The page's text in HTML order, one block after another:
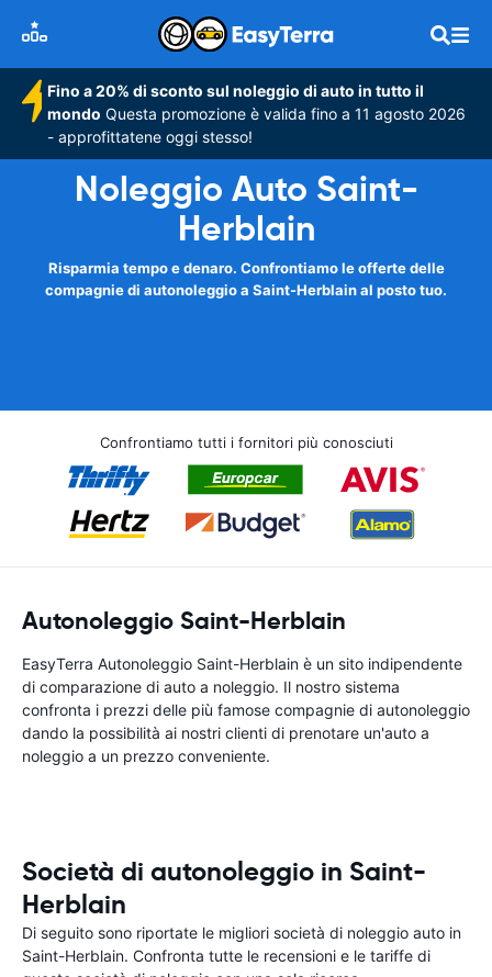
Fino a 20% di sconto sul noleggio di auto in tutto il
mondo Questa promozione è valida fino a 11 agosto 2026
- approfittatene oggi stesso!
Noleggio Auto Saint-
Herblain
Risparmia tempo e denaro. Confrontiamo le offerte delle
compagnie di autonoleggio a Saint-Herblain al posto tuo.
Confrontiamo tutti i fornitori più conosciuti
Autonoleggio Saint-Herblain
EasyTerra Autonoleggio Saint-Herblain è un sito indipendente
di comparazione di auto a noleggio. Il nostro sistema
confronta i prezzi delle più famose compagnie di autonoleggio
dando la possibilità ai nostri clienti di prenotare un'auto a
noleggio a un prezzo conveniente.
Società di autonoleggio in Saint-
Herblain
Di seguito sono riportate le migliori società di noleggio auto in
Saint-Herblain. Confronta tutte le recensioni e le tariffe di